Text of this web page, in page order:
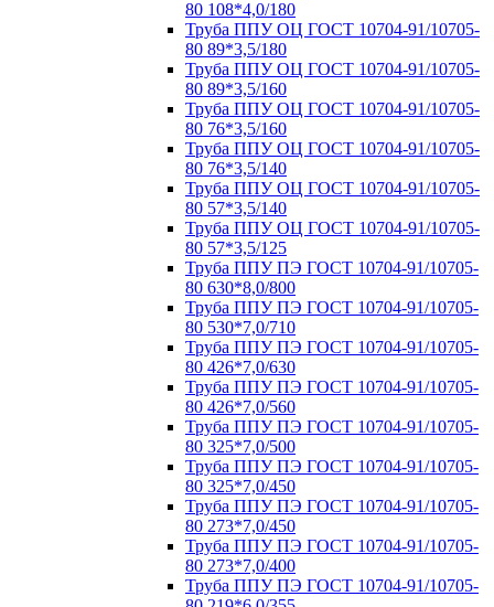
80 108*4,0/180
Труба ППУ ОЦ ГОСТ 10704-91/10705-
80 89*3,5/180
Труба ППУ ОЦ ГОСТ 10704-91/10705-
80 89*3,5/160
Труба ППУ ОЦ ГОСТ 10704-91/10705-
80 76*3,5/160
Труба ППУ ОЦ ГОСТ 10704-91/10705-
80 76*3,5/140
Труба ППУ ОЦ ГОСТ 10704-91/10705-
80 57*3,5/140
Труба ППУ ОЦ ГОСТ 10704-91/10705-
80 57*3,5/125
Труба ППУ ПЭ ГОСТ 10704-91/10705-
80 630*8,0/800
Труба ППУ ПЭ ГОСТ 10704-91/10705-
80 530*7,0/710
Труба ППУ ПЭ ГОСТ 10704-91/10705-
80 426*7,0/630
Труба ППУ ПЭ ГОСТ 10704-91/10705-
80 426*7,0/560
Труба ППУ ПЭ ГОСТ 10704-91/10705-
80 325*7,0/500
Труба ППУ ПЭ ГОСТ 10704-91/10705-
80 325*7,0/450
Труба ППУ ПЭ ГОСТ 10704-91/10705-
80 273*7,0/450
Труба ППУ ПЭ ГОСТ 10704-91/10705-
80 273*7,0/400
Труба ППУ ПЭ ГОСТ 10704-91/10705-